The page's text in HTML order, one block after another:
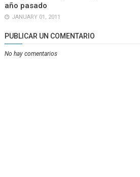
año pasado
JANUARY 01, 2011
PUBLICAR UN COMENTARIO
No hay comentarios